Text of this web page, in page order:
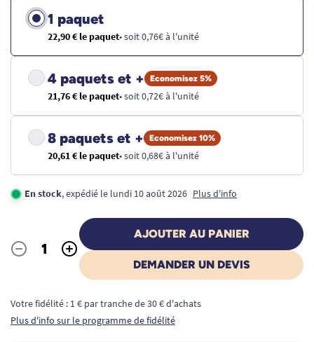
1 paquet
22,90 € le paquet• soit 0,76€ à l'unité
4 paquets et + Economisez 5%
21,76 € le paquet• soit 0,72€ à l'unité
8 paquets et + Economisez 10%
20,61 € le paquet• soit 0,68€ à l'unité
En stock, expédié le lundi 10 août 2026 Plus d'info
Quantité
- +
AJOUTER AU PANIER
DEMANDER UN DEVIS
Votre fidélité : 1 € par tranche de 30 € d'achats
Plus d'info sur le programme de fidélité